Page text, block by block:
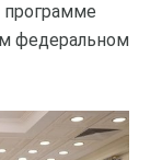
программе
федеральном